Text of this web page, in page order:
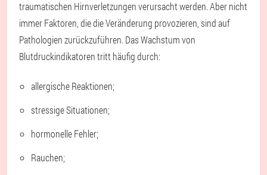
traumatischen Hirnverletzungen verursacht werden. Aber nicht
immer Faktoren, die die Veränderung provozieren, sind auf
Pathologien zurückzuführen. Das Wachstum von
Blutdruckindikatoren tritt häufig durch:
allergische Reaktionen;
stressige Situationen;
hormonelle Fehler;
Rauchen;